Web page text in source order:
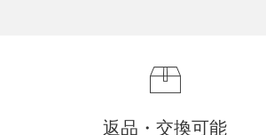
返品・交換可能